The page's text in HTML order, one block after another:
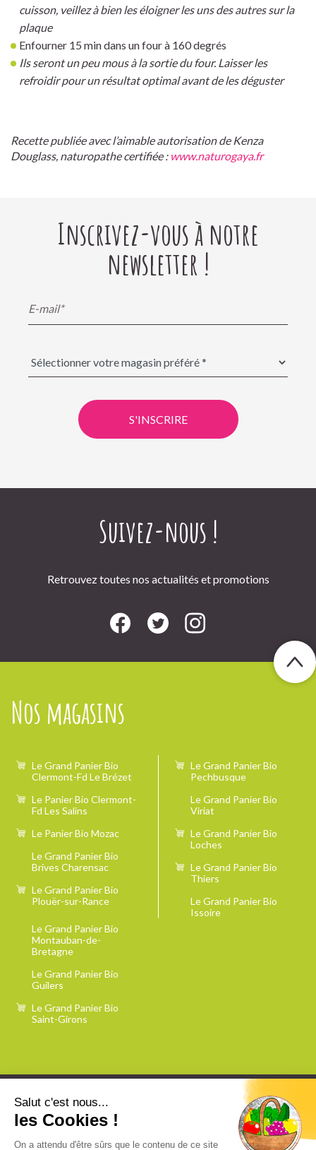
Salut c'est nous...
les Cookies !
On a attendu d'être sûrs que le contenu de ce site
cuisson, veillez à bien les éloigner les uns des autres sur la
plaque
Enfourner 15 min dans un four à 160 degrés
Ils seront un peu mous à la sortie du four. Laisser les
refroidir pour un résultat optimal avant de les déguster
Recette publiée avec l’aimable autorisation de Kenza
Douglass, naturopathe certifiée : www.naturogaya.fr
Inscrivez-vous à notre
newsletter !
S'INSCRIRE
Suivez-nous !
Retrouvez toutes nos actualités et promotions
Nos magasins
Le Grand Panier Bio
Clermont-Fd Le Brézet
Le Panier Bio Clermont-
Fd Les Salins
Le Panier Bio Mozac
Le Grand Panier Bio
Brives Charensac
Le Grand Panier Bio
Plouër-sur-Rance
Le Grand Panier Bio
Pechbusque
Le Grand Panier Bio
Viriat
Le Grand Panier Bio
Loches
Le Grand Panier Bio
Thiers
Le Grand Panier Bio
Issoire
Le Grand Panier Bio
Montauban-de-
Bretagne
Le Grand Panier Bio
Guilers
Le Grand Panier Bio
Saint-Girons
Contact